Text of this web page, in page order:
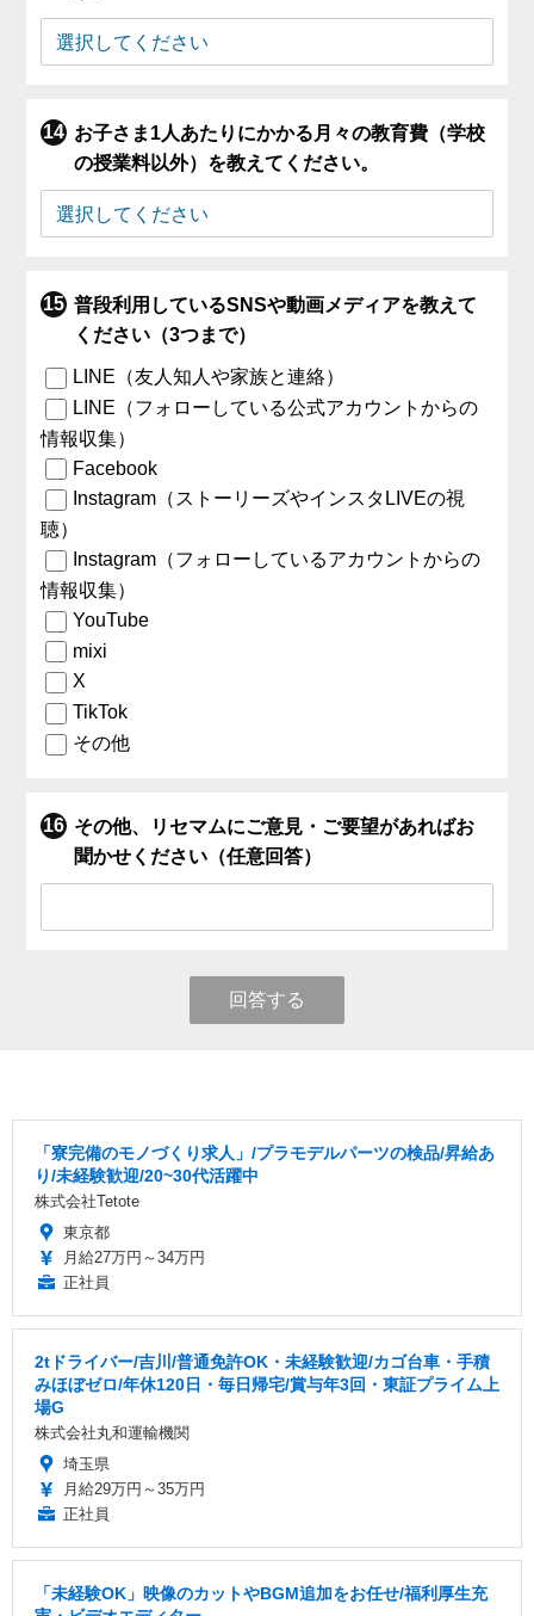
お子さま1人あたりにかかる月々の教育費（学校
の授業料以外）を教えてください。
普段利用しているSNSや動画メディアを教えて
ください（3つまで）
LINE（友人知人や家族と連絡）
LINE（フォローしている公式アカウントからの
情報収集）
Facebook
Instagram（ストーリーズやインスタLIVEの視
聴）
Instagram（フォローしているアカウントからの
情報収集）
YouTube
mixi
X
TikTok
その他
その他、リセマムにご意見・ご要望があればお
聞かせください（任意回答）
回答する
「寮完備のモノづくり求人」/プラモデルパーツの検品/昇給あ
り/未経験歓迎/20~30代活躍中
株式会社Tetote
東京都
月給27万円～34万円
正社員
2tドライバー/吉川/普通免許OK・未経験歓迎/カゴ台車・手積
みほぼゼロ/年休120日・毎日帰宅/賞与年3回・東証プライム上
場G
株式会社丸和運輸機関
埼玉県
月給29万円～35万円
正社員
「未経験OK」映像のカットやBGM追加をお任せ/福利厚生充